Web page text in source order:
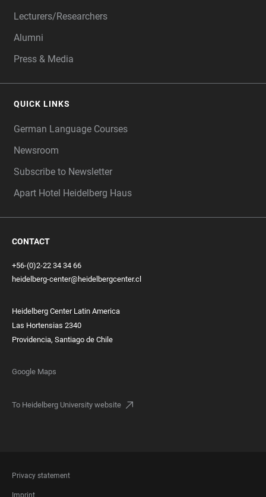
Lecturers/Researchers
Alumni
Press & Media
QUICK LINKS
German Language Courses
Newsroom
Subscribe to Newsletter
Apart Hotel Heidelberg Haus
CONTACT
+56-(0)2-22 34 34 66
heidelberg-center@heidelbergcenter.cl
Heidelberg Center Latin America
Las Hortensias 2340
Providencia, Santiago de Chile
Google Maps
To Heidelberg University website
FOOTER
LEGAL
Privacy statement
Imprint